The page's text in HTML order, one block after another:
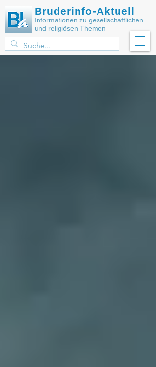
Bruderinfo-Aktuell
Informationen zu gesellschaftlichen
und religiösen Themen